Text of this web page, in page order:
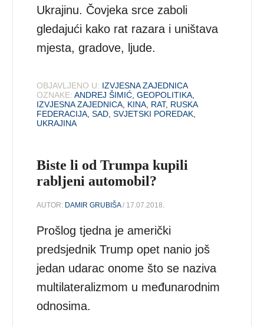
Ukrajinu. Čovjeka srce zaboli
gledajući kako rat razara i uništava
mjesta, gradove, ljude.
OBJAVLJENO U: IZVJESNA ZAJEDNICA
OZNAKE: ANDREJ ŠIMIĆ ,GEOPOLITIKA
IZVJESNA ZAJEDNICA KINA RAT, RUSKA
FEDERACIJA ,SAD ,SVJETSKI POREDAK
UKRAJINA
Biste li od Trumpa kupili
rabljeni automobil?
AUTOR: DAMIR GRUBIŠA/ 17.07.2018.
Prošlog tjedna je američki
predsjednik Trump opet nanio još
jedan udarac onome što se naziva
multilateralizmom u međunarodnim
odnosima.